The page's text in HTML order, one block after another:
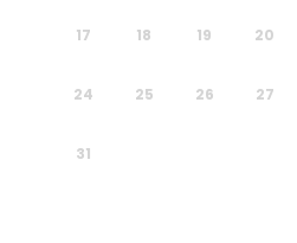
17 18 19 20
24 25 26 27
31